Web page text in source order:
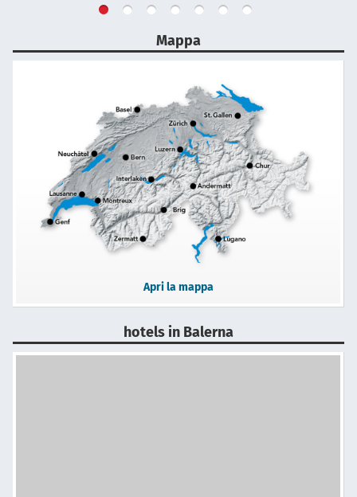
Mappa
Apri la mappa
hotels in Balerna